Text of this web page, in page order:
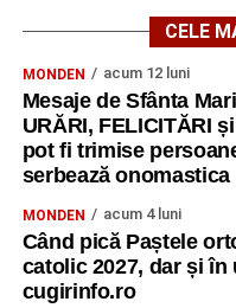
metodele descoperite.
Un rezultat concret
educațională care va
experimentate în
utilizată ulterior de
tineret.
Ceremonia de rămas-
emoțiile acumulate pe
concentrat într-un
CELE
MONDEN acum 12 luni
Mesaje de Sfânta
URĂRI, FELICITĂRI
pot fi trimise
serbează
MONDEN acum 4 luni
Când pică Paștele
catolic 2027, dar și în
cugirinfo.ro